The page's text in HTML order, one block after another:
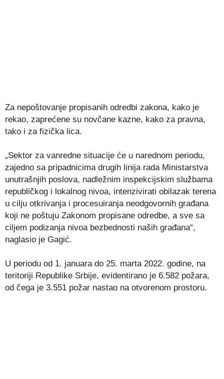
Za nepoštovanje propisanih odredbi zakona, kako je
rekao, zaprećene su novčane kazne, kako za pravna,
tako i za fizička lica.
„Sektor za vanredne situacije će u narednom periodu,
zajedno sa pripadnicima drugih linija rada Ministarstva
unutrašnjih poslova, nadležnim inspekcijskim službama
republičkog i lokalnog nivoa, intenzivirati obilazak terena
u cilju otkrivanja i procesuiranja neodgovornih građana
koji ne poštuju Zakonom propisane odredbe, a sve sa
ciljem podizanja nivoa bezbednosti naših građana“,
naglasio je Gagić.
U periodu od 1. januara do 25. marta 2022. godine, na
teritoriji Republike Srbije, evidentirano je 6.582 požara,
od čega je 3.551 požar nastao na otvorenom prostoru.